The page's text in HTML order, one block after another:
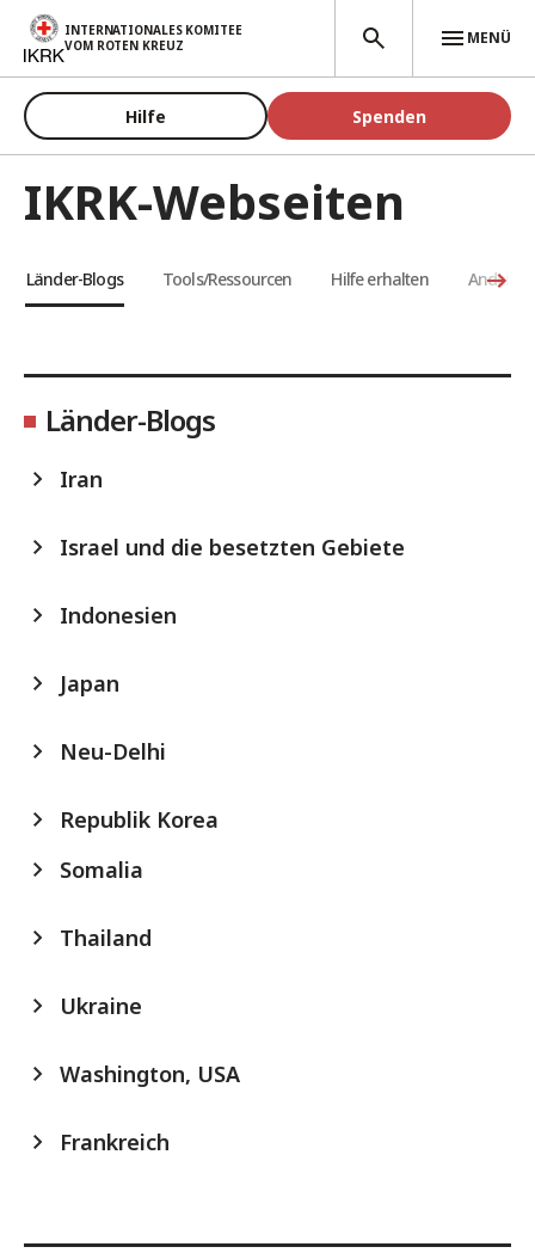
Direkt zum Inhalt
INTERNATIONALES KOMITEE
VOM ROTEN KREUZ
MENÜ
Hilfe Spenden
IKRK-Webseiten
Länder-Blogs Tools/Ressourcen Hilfe erhalten Andere
Länder-Blogs
Iran
Israel und die besetzten Gebiete
Indonesien
Japan
Neu-Delhi
Republik Korea
Somalia
Thailand
Ukraine
Washington, USA
Frankreich